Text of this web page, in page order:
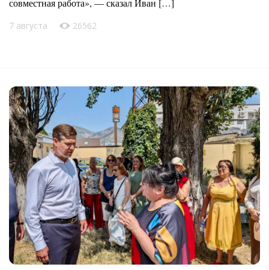
совместная работа», — сказал Иван […]
7 августа 26562